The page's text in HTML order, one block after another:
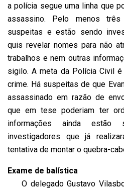
a polícia segue uma linha que
assassino. Pelo menos
suspeitas e estão sendo
quis revelar nomes para não
trabalhos e nem outras
sigilo. A meta da Polícia Civil
crime. Há suspeitas de que
assassinado em razão de
que em tese poderiam ter
informações ainda estão
investigadores que já
tentativa de montar o quebra-
Exame de balística
O delegado Gustavo